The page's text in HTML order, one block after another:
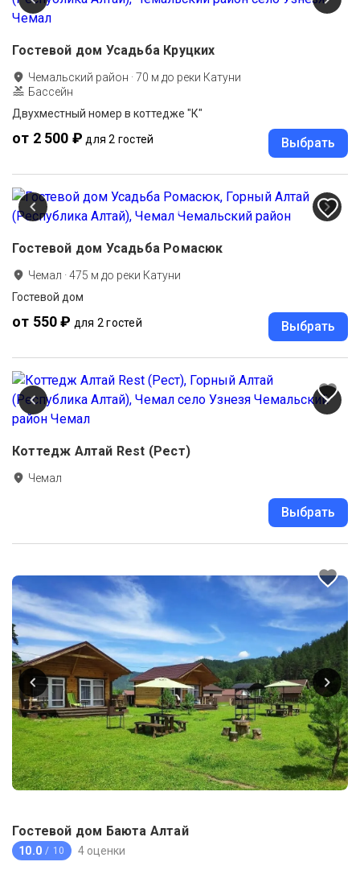
Гостевой дом Усадьба Круцких
Чемальский район ·70 м до реки Катуни
Бассейн
Двухместный номер в коттедже "К"
от 2 500 ₽ для 2 гостей Выбрать
Гостевой дом Усадьба Ромасюк
Чемал ·475 м до реки Катуни
Гостевой дом
от 550 ₽ для 2 гостей Выбрать
Коттедж Алтай Rest (Рест)
Чемал
Выбрать
Гостевой дом Баюта Алтай
10.0 / 10 4 оценки